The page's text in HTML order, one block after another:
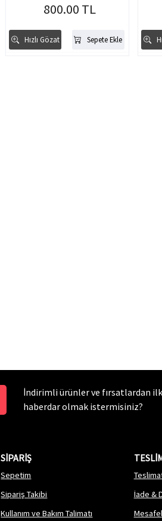
Hızlı Gözat Sepete Ekle
800.00 TL
İndirimli ürünler ve fırsatlardan
haberdar olmak istermisiniz?
SİPARİŞ
Sepetim
Sipariş Takibi
Kullanım ve Bakım Talimatı
İade &